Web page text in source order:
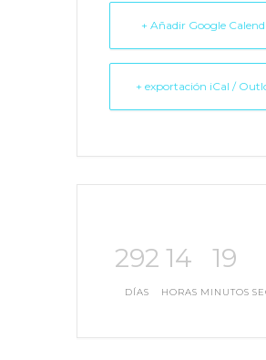
+ Añadir Google
+ exportación iCal /
292
DÍAS
14
HORAS
19
MINUTOS